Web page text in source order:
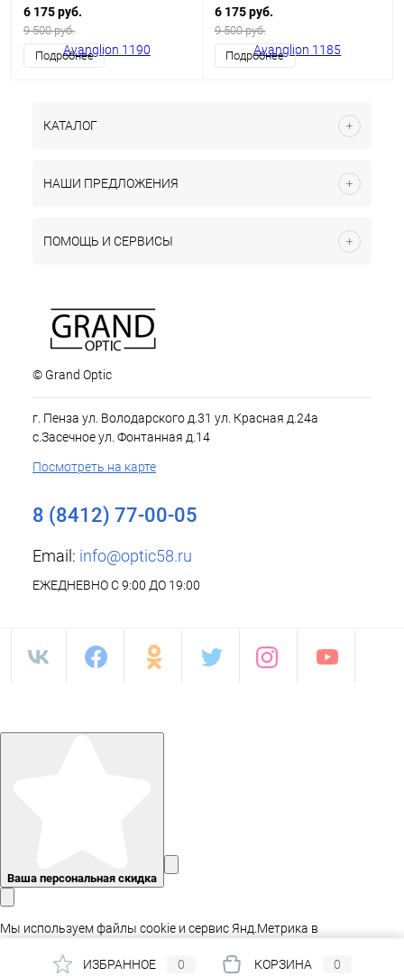
6 175 руб.
9 500 руб.
Подробнее
6 175 руб.
9 500 руб.
Подробнее
КАТАЛОГ
НАШИ ПРЕДЛОЖЕНИЯ
ПОМОЩЬ И СЕРВИСЫ
© Grand Optic
г. Пенза ул. Володарского д.31 ул. Красная д.24а
с.Засечное ул. Фонтанная д.14
Посмотреть на карте
8 (8412) 77-00-05
Email: info@optic58.ru
ЕЖЕДНЕВНО С 9:00 ДО 19:00
ИЗБРАННОЕ 0 КОРЗИНА 0
Ваша персональная скидка
Мы используем файлы cookie и сервис Янд.Метрика в